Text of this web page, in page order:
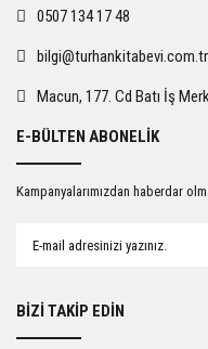
Ürün fiyatı diğer sitelerden
0507 134 17 48
bilgi@turhankitabevi.com.tr
Macun, 177. Cd Batı İş
E-BÜLTEN ABONELİK
Kampanyalarımızdan haberdar
BİZİ TAKİP EDİN